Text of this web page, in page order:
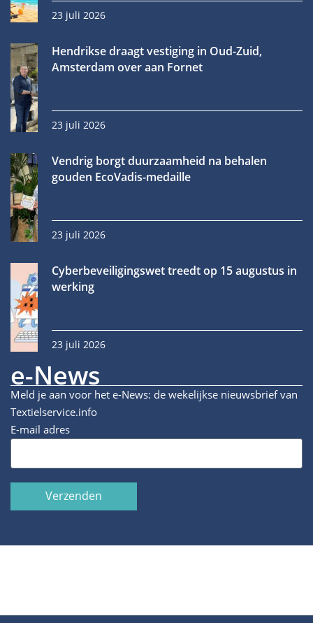
23 juli 2026
Hendrikse draagt vestiging in Oud-Zuid,
Amsterdam over aan Fornet
23 juli 2026
Vendrig borgt duurzaamheid na behalen
gouden EcoVadis-medaille
23 juli 2026
Cyberbeveiligingswet treedt op 15 augustus in
werking
23 juli 2026
e-News
Meld je aan voor het e-News: de wekelijkse nieuwsbrief van
Textielservice.info
E-mail adres
Verzenden